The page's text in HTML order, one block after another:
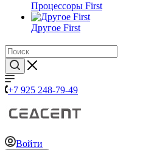
Процессоры First
Другое First
+7 925 248-79-49
Войти